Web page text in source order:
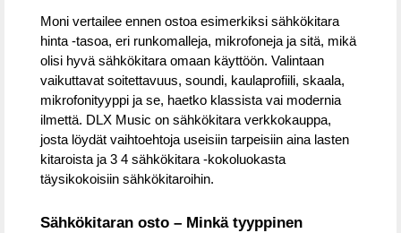
Moni vertailee ennen ostoa esimerkiksi sähkökitara
hinta -tasoa, eri runkomalleja, mikrofoneja ja sitä, mikä
olisi hyvä sähkökitara omaan käyttöön. Valintaan
vaikuttavat soitettavuus, soundi, kaulaprofiili, skaala,
mikrofonityyppi ja se, haetko klassista vai modernia
ilmettä. DLX Music on sähkökitara verkkokauppa,
josta löydät vaihtoehtoja useisiin tarpeisiin aina lasten
kitaroista ja 3 4 sähkökitara -kokoluokasta
täysikokoisiin sähkökitaroihin.
Sähkökitaran osto – Minkä tyyppinen